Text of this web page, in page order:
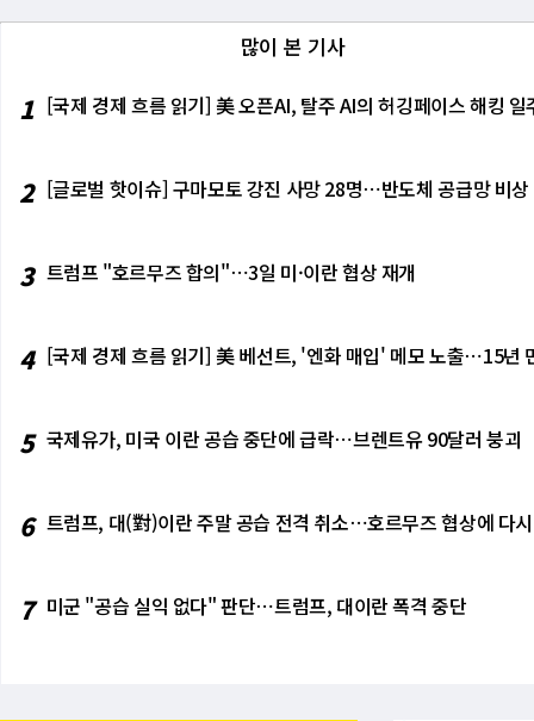
(약 437원) 수준의 초저가로 개발되어
장의 새로운 성장 기회를 창출할 잠재
다. AI 칩 스타트업들은 이미 벤처 캐
다. 특히 랩톱, 스마트폰, IoT 기기 등
신적으로 변화시키고 있다. 생성형 AI
PA(전력·성능·면적) 최적화를 통해
략의 중요성이 더욱 부각될 것이다. 전
구는 기업들이 맞춤형 실리콘 설계를
요한 요소로 작용할 전망이다. EDA
신의 중심에는 EDA(전자 설계 자동
세' 문제는 중앙 정부와 지방 정부 간
전체의 재정 재분배 기능을 강화하려
가상으로 지방 정부는 '적자 재정' 운
난이 심화되고, 공무원 임금 체불과 공
조치다. 하지만 아직까지 구체적인 실
방증이다. 리창 총리는 정부 업무 보
른 요인은 '미흡한 사회 안전망'이다.
교육 및 의료 서비스 평등 제공 등을
443조 3000억 원)가 필요할 것으로
다"고 덧붙였다. 재정 확충은 지방 정
장성에서 온 리잔궈 공산당원은 총리
청을 폐지하고 관세 수입으로 정부 재
다. 버핏 회장은 관세를 전쟁 행위로
이를 경제 전쟁 선포라고 비판했다. 버
최근 버크셔 해서웨이의 막대한 현금
회장은 자신이 관리하는 자산의 대부
어난 것은 행운"이라고 말했다.
많이 본 기사
1 [국제 경제 흐름 읽기] 美 오픈AI, 탈주 AI의 허깅페이스 해킹
2 [글로벌 핫이슈] 구마모토 강진 사망 28명⋯반도체 공급망 비상
3 트럼프 "호르무즈 합의"⋯3일 미·이란 협상 재개
4 [국제 경제 흐름 읽기] 美 베선트, '엔화 매입' 메모 노출⋯15년
5 국제유가, 미국 이란 공습 중단에 급락⋯브렌트유 90달러 붕괴
6 트럼프, 대(對)이란 주말 공습 전격 취소⋯호르무즈 협상에 다
7 미군 "공습 실익 없다" 판단⋯트럼프, 대이란 폭격 중단